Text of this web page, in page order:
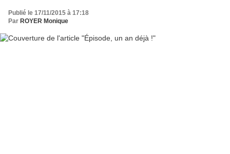
Publié le 17/11/2015 à 17:18
Par ROYER Monique